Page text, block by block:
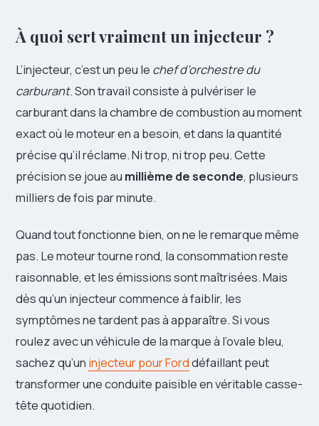
À quoi sert vraiment un injecteur ?
L’injecteur, c’est un peu le chef d’orchestre du
carburant. Son travail consiste à pulvériser le
carburant dans la chambre de combustion au moment
exact où le moteur en a besoin, et dans la quantité
précise qu’il réclame. Ni trop, ni trop peu. Cette
précision se joue au millième de seconde, plusieurs
milliers de fois par minute.
Quand tout fonctionne bien, on ne le remarque même
pas. Le moteur tourne rond, la consommation reste
raisonnable, et les émissions sont maîtrisées. Mais
dès qu’un injecteur commence à faiblir, les
symptômes ne tardent pas à apparaître. Si vous
roulez avec un véhicule de la marque à l’ovale bleu,
sachez qu’un injecteur pour Forddéfaillant peut
transformer une conduite paisible en véritable casse-
tête quotidien.